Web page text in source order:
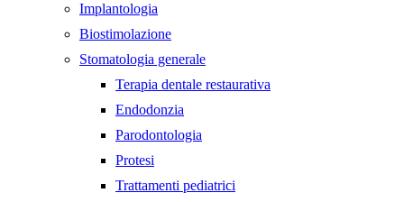
Implantologia
Biostimolazione
Stomatologia generale
Terapia dentale restaurativa
Endodonzia
Parodontologia
Protesi
Trattamenti pediatrici